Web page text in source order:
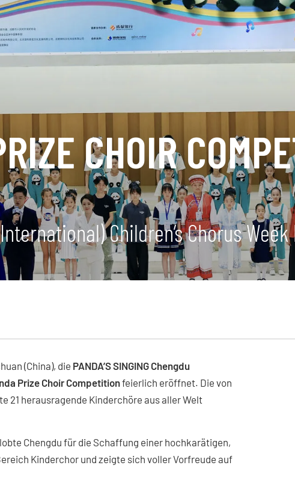
CHOIR
Children’s Chorus
(China), die PANDA’S SINGING Chengdu
Prize Choir Competitionfeierlich eröffnet. Die von
21 herausragende Kinderchöre aus aller Welt
Chengdu für die Schaffung einer hochkarätigen,
Kinderchor und zeigte sich voller Vorfreude auf